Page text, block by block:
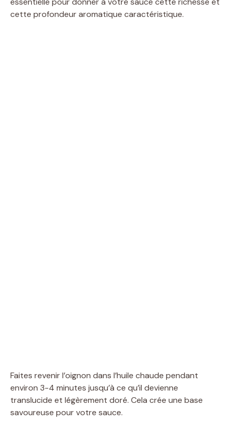
cette profondeur aromatique caractéristique.
Faites revenir l’oignon dans l’huile chaude pendant
environ 3-4 minutes jusqu’à ce qu’il devienne
translucide et légèrement doré. Cela crée une base
savoureuse pour votre sauce.